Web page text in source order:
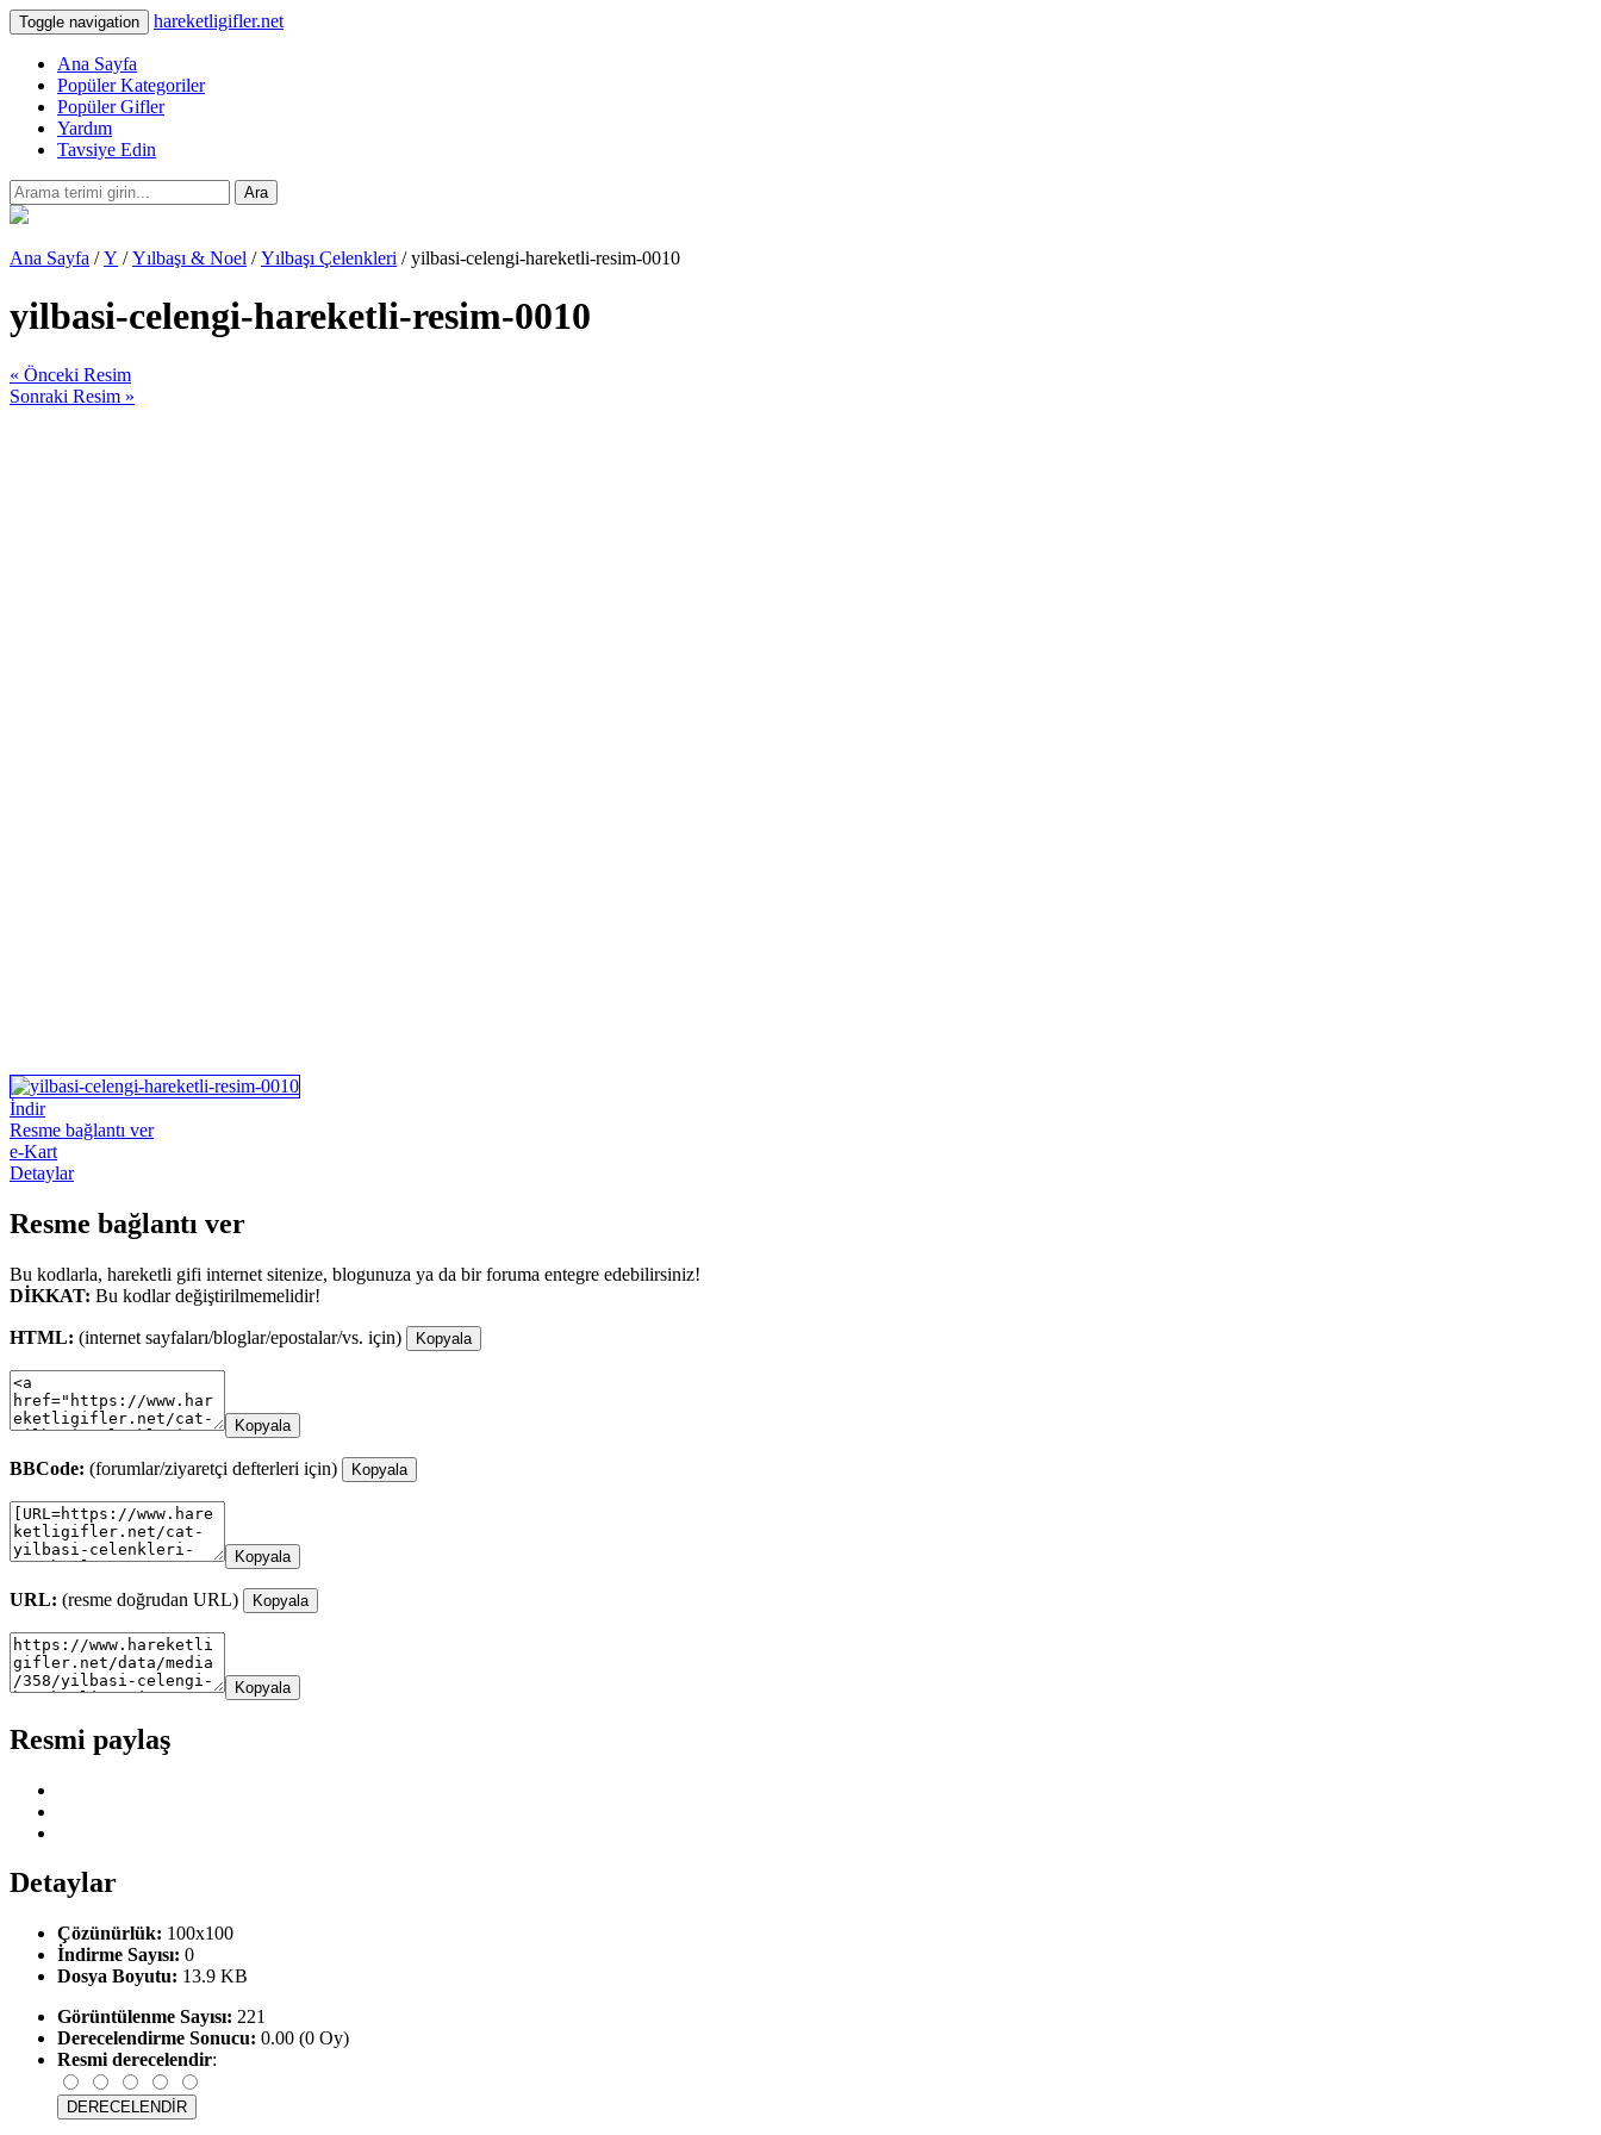
Toggle navigation hareketligifler.net
Ana Sayfa
Popüler Kategoriler
Popüler Gifler
Yardım
Tavsiye Edin
Ara
Ana Sayfa /Y /Yılbaşı & Noel /Yılbaşı Çelenkleri / yilbasi-celengi-hareketli-resim-0010
yilbasi-celengi-hareketli-resim-0010
« Önceki Resim
Sonraki Resim »
İndir
Resme bağlantı ver
e-Kart
Detaylar
Resme bağlantı ver
Bu kodlarla, hareketli gifi internet sitenize, blogunuza ya da bir foruma entegre edebilirsiniz!
DİKKAT: Bu kodlar değiştirilmemelidir!
HTML: (internet sayfaları/bloglar/epostalar/vs. için) Kopyala
Kopyala
BBCode: (forumlar/ziyaretçi defterleri için) Kopyala
Kopyala
URL: (resme doğrudan URL) Kopyala
Kopyala
Resmi paylaş
Detaylar
Çözünürlük: 100x100
İndirme Sayısı: 0
Dosya Boyutu: 13.9 KB
Görüntülenme Sayısı: 221
Derecelendirme Sonucu: 0.00 (0 Oy)
Resmi derecelendir: